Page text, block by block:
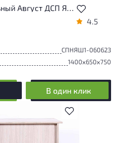
Стол прямоугольный Август ДСП Ясень шимо Россия
4.5
СПНЯШ1-060623
1400x650x750
В один клик
В избранное